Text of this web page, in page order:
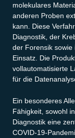
molekulares
anderen Proben
kann. Diese
Diagnostik, der
der Forensik
Einsatz. Die
vollautomatisierte
für die
Ein besonderes
Fähigkeit, sowohl
Diagnostik eine
COVID-19-